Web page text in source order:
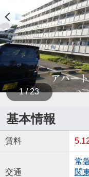
1 / 23
基本情報
賃料
交通
常
関